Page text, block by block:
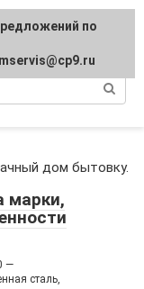
дом бытовку.
марки,
—
сталь,
по